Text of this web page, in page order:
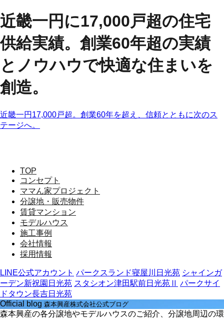
近畿一円に17,000戸超の住宅
供給実績。創業60年超の実績
とノウハウで快適な住まいを
創造。
近畿一円17,000戸超。創業60年を超え、信頼とともに次のス
テージへ。
TOP
コンセプト
ママん家プロジェクト
分譲地・販売物件
賃貸マンション
モデルハウス
施工事例
会社情報
採用情報
LINE公式アカウント パークスランド寝屋川日光苑 シャインガ
ーデン新祝園日光苑 スタシオン津田駅前日光苑Ⅱ パークサイ
ドタウン長吉日光苑
Official blog 森本興産株式会社公式ブログ
森本興産の各分譲地やモデルハウスのご紹介、分譲地周辺の環